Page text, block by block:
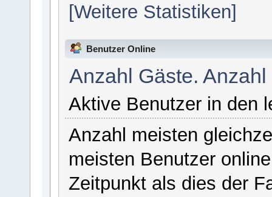
[Weitere Statistiken]
Benutzer Online
Anzahl Gäste.
Aktive Benutzer in den
Anzahl meisten
meisten Benutzer
Zeitpunkt als dies der